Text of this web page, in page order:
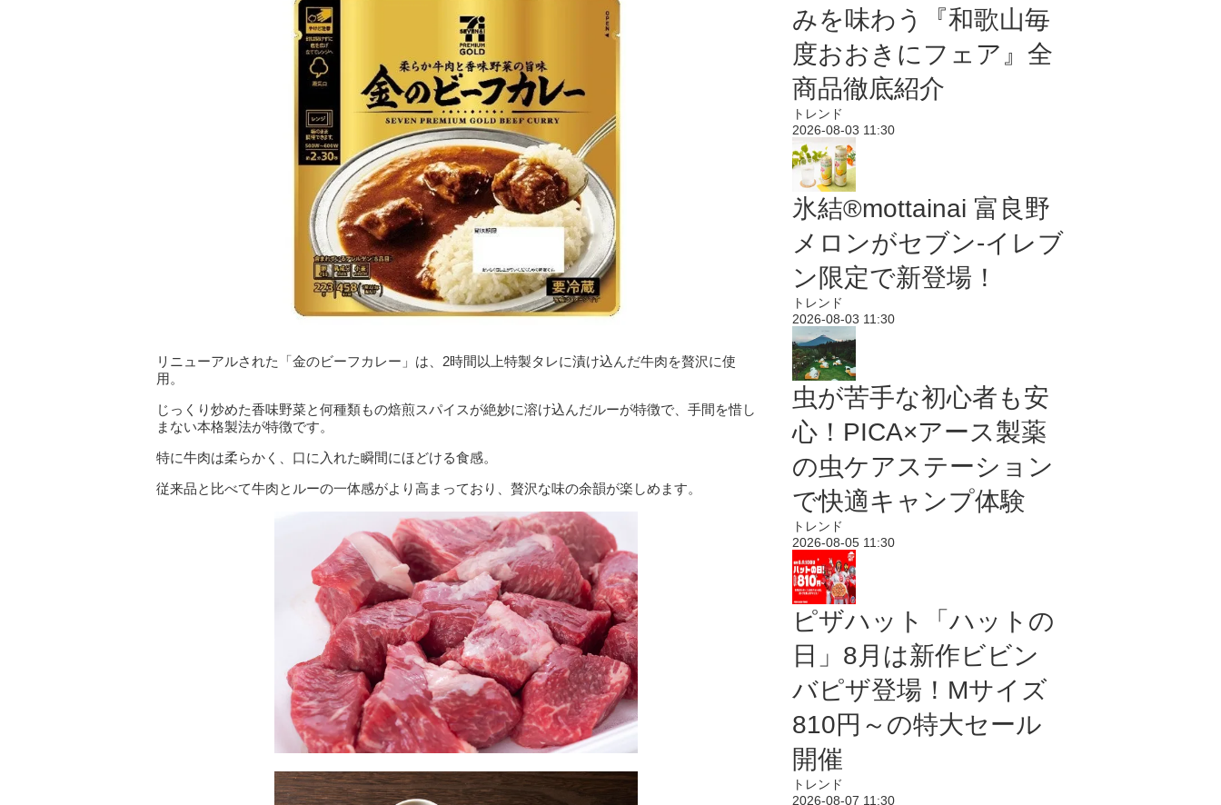
リニューアルされた「金のビーフカレー」は、2時間以上特製タレに漬け込んだ牛肉を贅沢に使
用。
じっくり炒めた香味野菜と何種類もの焙煎スパイスが絶妙に溶け込んだルーが特徴で、手間を惜し
まない本格製法が特徴です。
特に牛肉は柔らかく、口に入れた瞬間にほどける食感。
従来品と比べて牛肉とルーの一体感がより高まっており、贅沢な味の余韻が楽しめます。
みを味わう『和歌山毎
度おおきにフェア』全
商品徹底紹介
トレンド
2026-08-03 11:30
氷結®mottainai 富良野
メロンがセブン‐イレブ
ン限定で新登場！
トレンド
2026-08-03 11:30
虫が苦手な初心者も安
心！PICA×アース製薬
の虫ケアステーション
で快適キャンプ体験
トレンド
2026-08-05 11:30
ピザハット「ハットの
日」8月は新作ビビン
バピザ登場！Mサイズ
810円～の特大セール
開催
トレンド
2026-08-07 11:30